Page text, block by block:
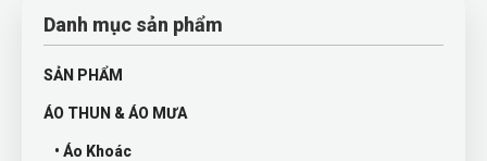
Danh mục sản phẩm
SẢN PHẨM
ÁO THUN & ÁO MƯA
• Áo Khoác